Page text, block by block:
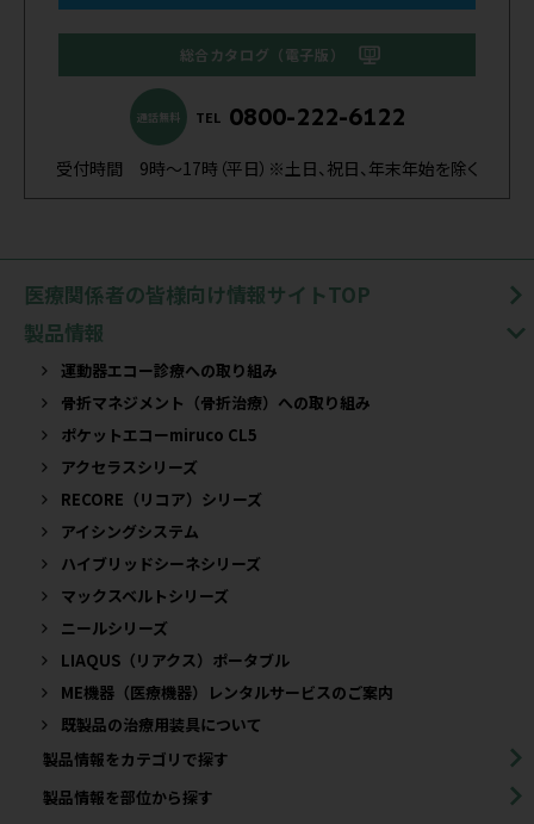
総合カタログ（電子版）
通話無料 TEL 0800-222-6122
受付時間 9時～17時（平日）※土日、祝日、年末年始を除く
医療関係者の皆様向け情報サイトTOP
製品情報
運動器エコー診療への取り組み
骨折マネジメント（骨折治療）への取り組み
ポケットエコーmiruco CL5
アクセラスシリーズ
RECORE（リコア）シリーズ
アイシングシステム
ハイブリッドシーネシリーズ
マックスベルトシリーズ
ニールシリーズ
LIAQUS（リアクス）ポータブル
ME機器（医療機器）レンタルサービスのご案内
既製品の治療用装具について​
製品情報をカテゴリで探す
製品情報を部位から探す